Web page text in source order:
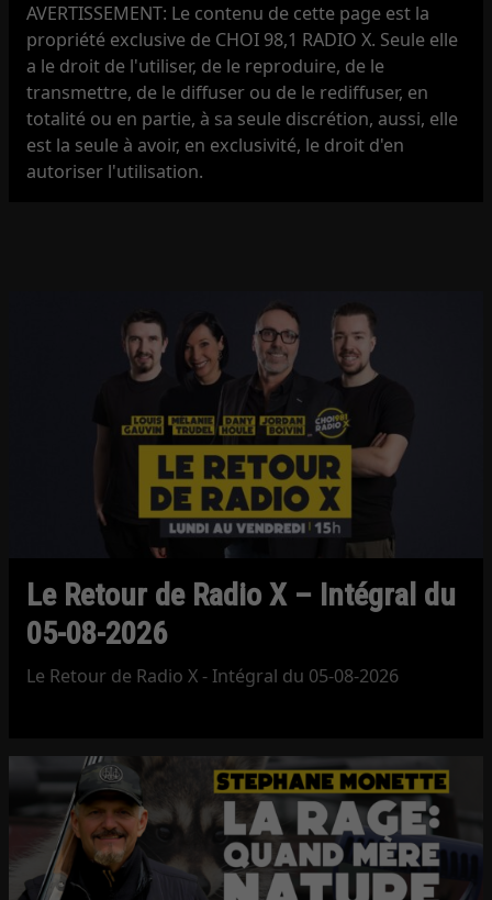
AVERTISSEMENT: Le contenu de cette page est la
propriété exclusive de CHOI 98,1 RADIO X. Seule elle
a le droit de l'utiliser, de le reproduire, de le
transmettre, de le diffuser ou de le rediffuser, en
totalité ou en partie, à sa seule discrétion, aussi, elle
est la seule à avoir, en exclusivité, le droit d'en
autoriser l'utilisation.
Le Retour de Radio X – Intégral du
05-08-2026
Le Retour de Radio X - Intégral du 05-08-2026